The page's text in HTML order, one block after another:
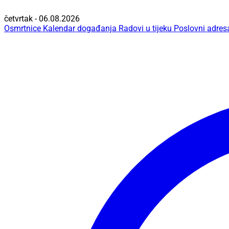
četvrtak - 06.08.2026
Osmrtnice Kalendar događanja Radovi u tijeku Poslovni